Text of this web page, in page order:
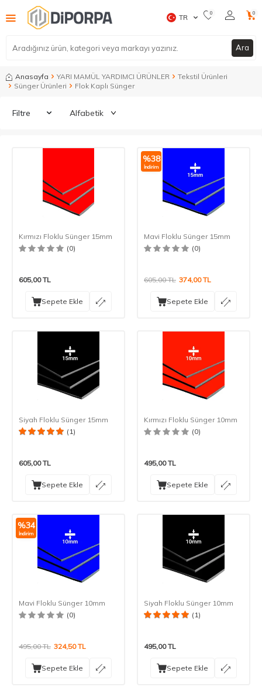
Ara
TR 0 0
Anasayfa YARI MAMÜL YARDIMCI ÜRÜNLER
Tekstil Ürünleri
Sünger Ürünleri
Flok Kaplı Sünger
Filtre
Kırmızı Floklu Sünger 15mm
(0)
605,00TL
Sepete Ekle
%38
İndirim
Mavi Floklu Sünger 15mm
(0)
605,00TL 374,00TL
Sepete Ekle
Siyah Floklu Sünger 15mm
(1)
605,00TL
Sepete Ekle
Kırmızı Floklu Sünger 10mm
(0)
495,00TL
Sepete Ekle
%34
İndirim
Mavi Floklu Sünger 10mm
(0)
495,00TL 324,50TL
Sepete Ekle
Siyah Floklu Sünger 10mm
(1)
495,00TL
Sepete Ekle